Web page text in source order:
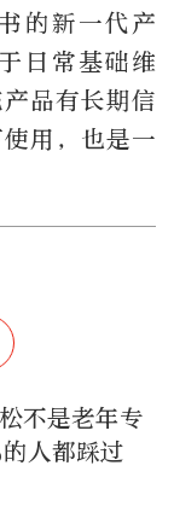
的新一代产
日常基础维
品有长期信
用，也是一
不是老年专
人都踩过